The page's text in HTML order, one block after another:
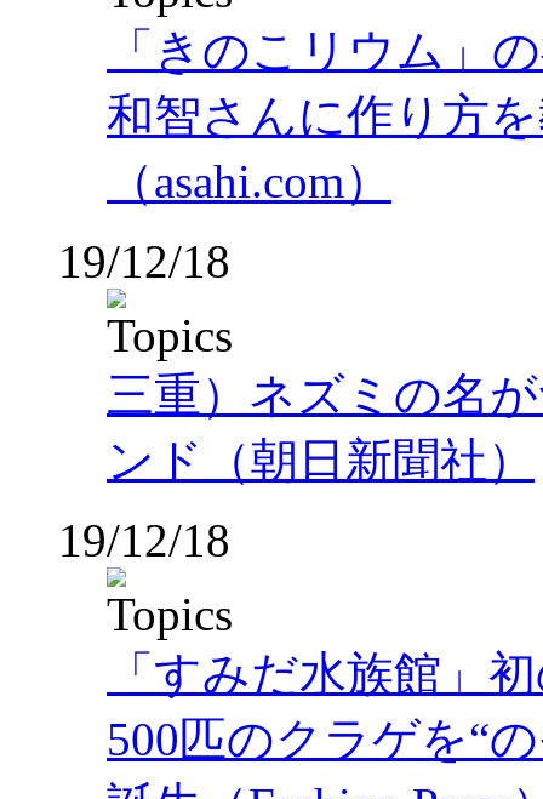
「きのこリウム」
和智さんに作り方
（asahi.com）
19/12/18
三重）ネズミの名
ンド（朝日新聞社）
19/12/18
「すみだ水族館」
500匹のクラゲを“